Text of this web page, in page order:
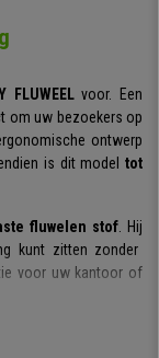
FLUWEELvoor. Een
om uw bezoekers op
ontwerp
is dit model tot
fluwelen stof. Hij
kunt zitten zonder
voor uw kantoor of